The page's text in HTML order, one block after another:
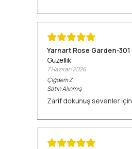
Yarnart Rose Garden-301
Güzellik
7 Haziran 2026
ÇiğdemZ.
Satın Alınmış
Zarif dokunuş sevenler için